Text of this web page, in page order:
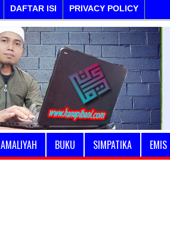
DAFTAR ISI PRIVACY POLICY
AMALIYAH BUKU SIMPATIKA EMIS